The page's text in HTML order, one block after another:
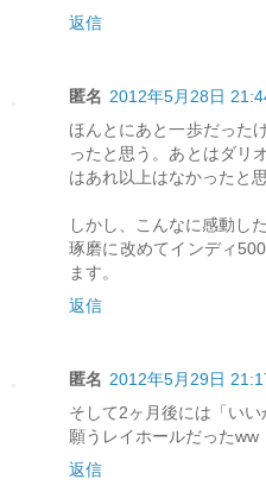
返信
匿名 2012年5月28日
ほんとにあと一歩だった
ったと思う。あとはダリ
はあれ以上はなかったと思
しかし、こんなに感動し
琢磨に改めてインディ
ます。
返信
匿名 2012年5月29日
そして2ヶ月後には「い
願うレイホールだったww
返信